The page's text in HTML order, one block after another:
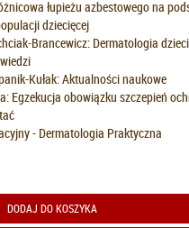
łupieżu azbestowego na
dziecięcej
Brancewicz: Dermatologia
Kułak: Aktualności naukowe
Egzekucja obowiązku szczepień
- Dermatologia Praktyczna
DODAJ DO KOSZYKA